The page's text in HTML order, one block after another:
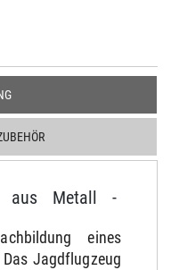
aus Metall -
eines
Jagdflugzeug